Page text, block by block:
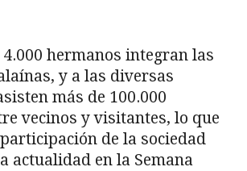
hermanos integran las
y a las diversas
más de 100.000
vecinos y visitantes, lo que
de la sociedad
actualidad en la Semana